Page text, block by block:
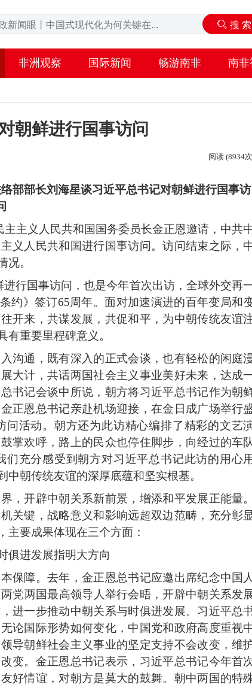
非洲观察 国际新闻 畅游南非 南非
朝鲜进行国事访问
阅读 (8934
部长刘海星谈习近平总书记对朝鲜进行国事访
主义人民共和国国务委员长金正恩邀请，中共
义人民共和国进行国事访问。访问结束之际，
。
行国事访问，也是今年首次出访，全球外交再
约》签订65周年。面对加速演进的百年变局和
开来，共谋发展，共促和平，为中朝传统友谊
重要里程碑意义。
沟通，既有深入的正式会谈，也有轻松的闲庭
大计，共话两国社会主义事业美好未来，达成
书记会谈中所说，朝方将习近平总书记作为朝
正恩总书记亲赴机场迎接，在金日成广场举行
活动。朝方还为此访精心编排了精彩的文艺
掌欢呼，路上的民众也停住脚步，向经过的车队
充分感受到朝方对习近平总书记此访的用心用
朝传统友谊的深厚底蕴和坚实根基。
，开辟中朝关系新前景，增添和平发展正能量。
关键，战略意义和影响远超双边范畴，充分彰
主要成果体现在三个方面：
俱进发展指明大方向
保障。去年，金正恩总书记应邀出席纪念中国人
党两国最高领导人举行会晤，开辟中朝关系发
进一步推动中朝关系与时俱进发展。习近平总
论国际形势如何变化，中国党和政府高度重视
导朝鲜社会主义事业的坚定支持不会改变，维
变。金正恩总书记表示，习近平总书记今年首
好情谊，对朝方是莫大的鼓舞。朝中两国的特